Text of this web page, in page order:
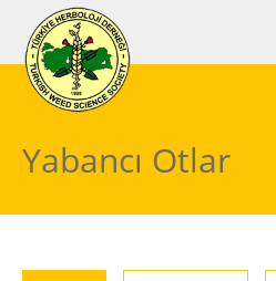
Yabancı Otlar